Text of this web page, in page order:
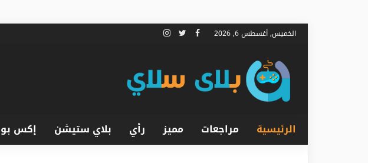
الخميس, أغسطس 6, 2026
الرئيسية مراجعات مميز رأي بلاي ستيشن إكس